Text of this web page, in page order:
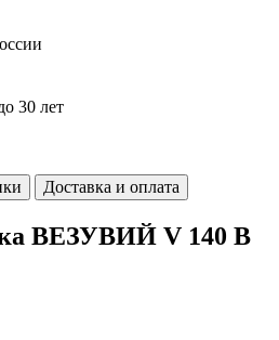
30 лет
Доставка и оплата
ВЕЗУВИЙ V 140 В